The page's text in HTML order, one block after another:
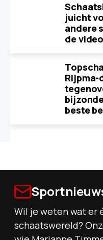
juicht
andere
de
beste